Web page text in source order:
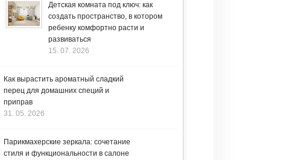
Детская комната под ключ: как
создать пространство, в котором
ребенку комфортно расти и
развиваться
15. 07. 2026
Как вырастить ароматный сладкий
перец для домашних специй и
приправ
31. 05. 2026
Парикмахерские зеркала: сочетание
стиля и функциональности в салоне